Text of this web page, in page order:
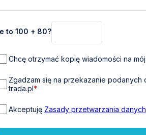
to 100 + 80?
Chcę otrzymać kopię wiadomości na
Zgadzam się na przekazanie podanych
trada.pl*
Akceptuję Zasady przetwarzania